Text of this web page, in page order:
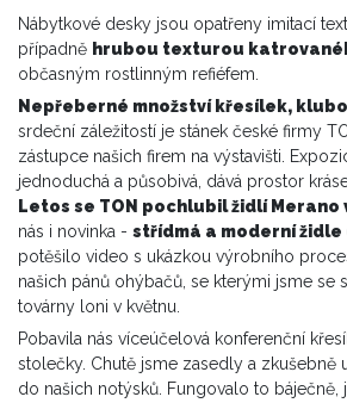
Nábytkové desky jsou opatřeny imitací
případně hrubou texturou
občasným rostlinným refiéfem.
Nepřeberné množství křesílek,
srdeční záležitostí je stánek české firmy
zástupce našich firem na výstavišti.
jednoduchá a působivá, dává prostor
Letos se TON pochlubil židlí Merano
nás i novinka - střídmá a moderní židle
potěšilo video s ukázkou výrobního
našich pánů ohýbačů, se kterými jsme se
továrny loni v květnu.
Pobavila nás víceúčelová konferenční
stolečky. Chutě jsme zasedly a zkušebně
do našich notýsků. Fungovalo to báječně,